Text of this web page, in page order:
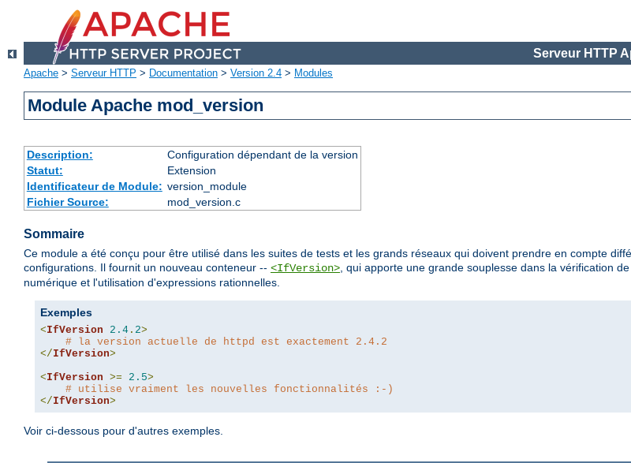
Serveur HTTP
Apache > Serveur HTTP > Documentation > Version 2.4 > Modules
Module Apache mod_version
Description:
Configuration dépendant de la version
Statut:
Extension
Identificateur de Module: version_module
Fichier Source:
mod_version.c
Sommaire
Ce module a été conçu pour être utilisé dans les suites de tests et les grands réseaux qui doivent prendre en compte
configurations. Il fournit un nouveau conteneur -- <IfVersion>, qui apporte une grande souplesse dans la vérification
numérique et l'utilisation d'expressions rationnelles.
Exemples
<IfVersion 2.4 . 2>
# la version actuelle de httpd est exactement 2.4.2
</IfVersion>
<IfVersion >= 2.5>
# utilise vraiment les nouvelles fonctionnalités :-)
</IfVersion>
Voir ci-dessous pour d'autres exemples.